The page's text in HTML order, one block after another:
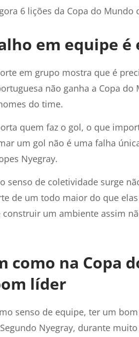
6 lições da Copa do
em equipe é
em grupo mostra que é
não ganha a Copa
do time.
quem faz o gol, o que
um gol não é uma falha
Nyegray.
senso de coletividade surge
de um todo maior do que
construir um ambiente assim
como na Copa
líder
senso de equipe, ter um
Nyegray, durante